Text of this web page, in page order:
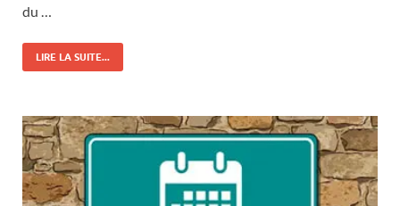
du …
LIRE LA SUITE...